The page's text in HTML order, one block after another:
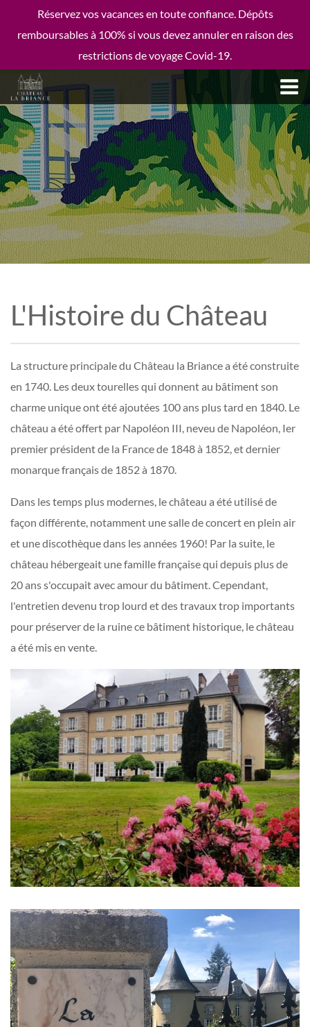
Réservez vos vacances en toute confiance. Dépôts
remboursables à 100% si vous devez annuler en raison des
restrictions de voyage Covid-19.
L'Histoire du Château
La structure principale du Château la Briance a été construite
en 1740. Les deux tourelles qui donnent au bâtiment son
charme unique ont été ajoutées 100 ans plus tard en 1840. Le
château a été offert par Napoléon III, neveu de Napoléon, Ier
premier président de la France de 1848 à 1852, et dernier
monarque français de 1852 à 1870.
Dans les temps plus modernes, le château a été utilisé de
façon différente, notamment une salle de concert en plein air
et une discothèque dans les années 1960! Par la suite, le
château hébergeait une famille française qui depuis plus de
20 ans s'occupait avec amour du bâtiment. Cependant,
l'entretien devenu trop lourd et des travaux trop importants
pour préserver de la ruine ce bâtiment historique, le château
a été mis en vente.